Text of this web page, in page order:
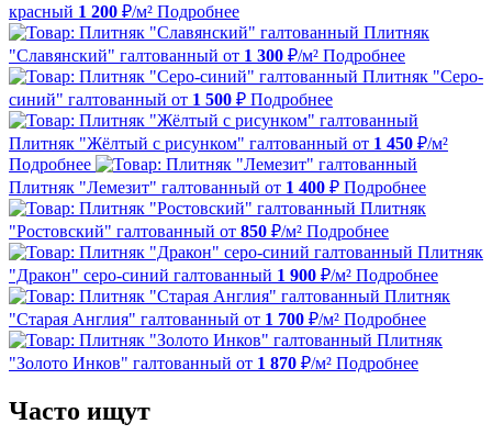
красный 1 200 ₽/м² Подробнее
Плитняк
"Славянский" галтованный от 1 300 ₽/м² Подробнее
Плитняк "Серо-
синий" галтованный от 1 500 ₽ Подробнее
Плитняк "Жёлтый с рисунком" галтованный от 1 450 ₽/м²
Подробнее
Плитняк "Лемезит" галтованный от 1 400 ₽ Подробнее
Плитняк
"Ростовский" галтованный от 850 ₽/м² Подробнее
Плитняк
"Дракон" серо-синий галтованный 1 900 ₽/м² Подробнее
Плитняк
"Старая Англия" галтованный от 1 700 ₽/м² Подробнее
Плитняк
"Золото Инков" галтованный от 1 870 ₽/м² Подробнее
Часто ищут